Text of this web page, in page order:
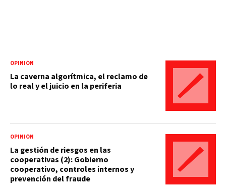
OPINIÓN
La caverna algorítmica, el reclamo de
lo real y el juicio en la periferia
OPINIÓN
La gestión de riesgos en las
cooperativas (2): Gobierno
cooperativo, controles internos y
prevención del fraude